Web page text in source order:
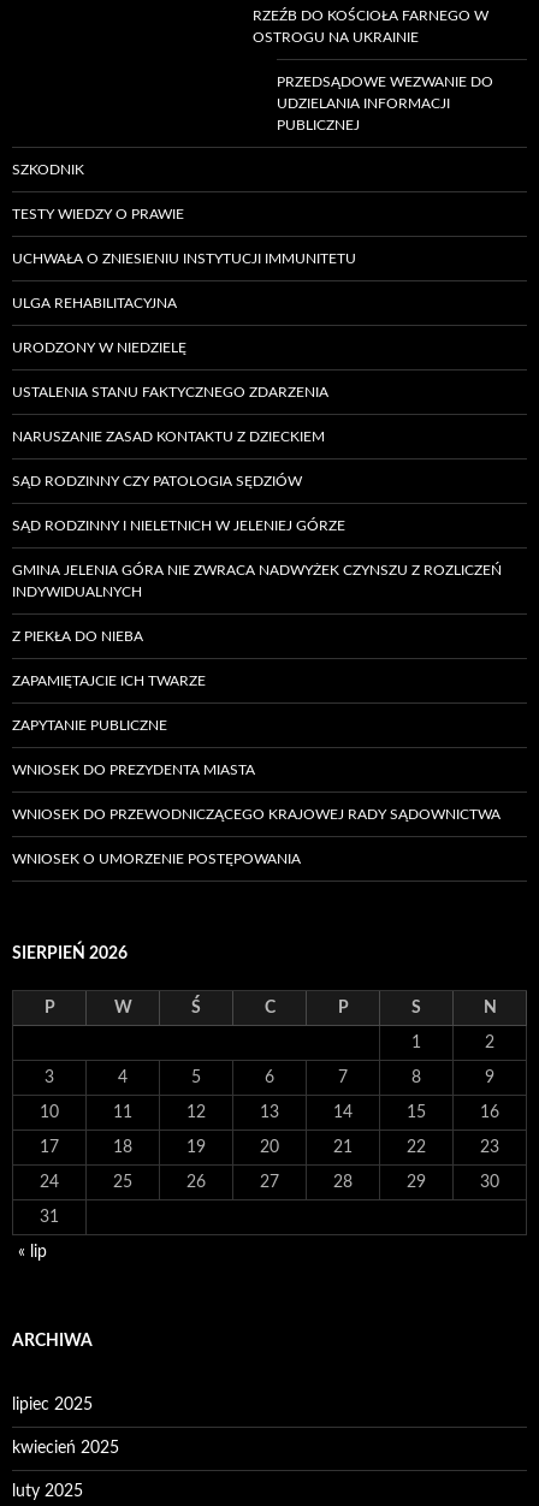
RZEŹB DO KOŚCIOŁA FARNEGO W
OSTROGU NA UKRAINIE
PRZEDSĄDOWE WEZWANIE DO
UDZIELANIA INFORMACJI
PUBLICZNEJ
SZKODNIK
TESTY WIEDZY O PRAWIE
UCHWAŁA O ZNIESIENIU INSTYTUCJI IMMUNITETU
ULGA REHABILITACYJNA
URODZONY W NIEDZIELĘ
USTALENIA STANU FAKTYCZNEGO ZDARZENIA
NARUSZANIE ZASAD KONTAKTU Z DZIECKIEM
SĄD RODZINNY CZY PATOLOGIA SĘDZIÓW
SĄD RODZINNY I NIELETNICH W JELENIEJ GÓRZE
GMINA JELENIA GÓRA NIE ZWRACA NADWYŻEK CZYNSZU Z ROZLICZEŃ
INDYWIDUALNYCH
Z PIEKŁA DO NIEBA
ZAPAMIĘTAJCIE ICH TWARZE
ZAPYTANIE PUBLICZNE
WNIOSEK DO PREZYDENTA MIASTA
WNIOSEK DO PRZEWODNICZĄCEGO KRAJOWEJ RADY SĄDOWNICTWA
WNIOSEK O UMORZENIE POSTĘPOWANIA
SIERPIEŃ 2026
P W Ś C P S N
1 2
3 4 5 6 7 8 9
10 11 12 13 14 15 16
17 18 19 20 21 22 23
24 25 26 27 28 29 30
31
« lip
ARCHIWA
lipiec 2025
kwiecień 2025
luty 2025